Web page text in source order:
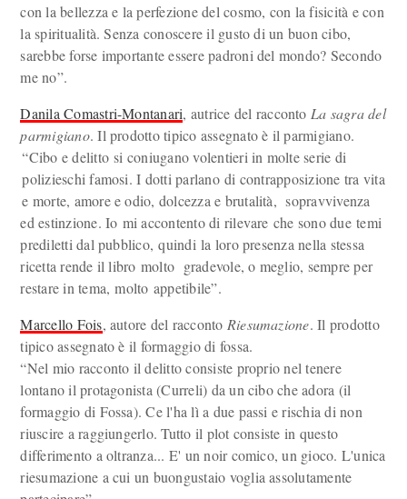
con la bellezza e la perfezione del cosmo, con la fisicità e con
la spiritualità. Senza conoscere il gusto di un buon cibo,
sarebbe forse importante essere padroni del mondo? Secondo
me no”.
Danila Comastri-Montanari, autrice del racconto La sagra del
parmigiano. Il prodotto tipico assegnato è il parmigiano.
“Cibo e delitto si coniugano volentieri in molte serie di
polizieschi famosi. I dotti parlano di contrapposizione tra vita
e morte, amore e odio, dolcezza e brutalità, sopravvivenza
ed estinzione. Io mi accontento di rilevare che sono due temi
prediletti dal pubblico, quindi la loro presenza nella stessa
ricetta rende il libro molto gradevole, o meglio, sempre per
restare in tema, molto appetibile”.
Marcello Fois, autore del racconto Riesumazione. Il prodotto
tipico assegnato è il formaggio di fossa.
“Nel mio racconto il delitto consiste proprio nel tenere
lontano il protagonista (Curreli) da un cibo che adora (il
formaggio di Fossa). Ce l'ha lì a due passi e rischia di non
riuscire a raggiungerlo. Tutto il plot consiste in questo
differimento a oltranza... E' un noir comico, un gioco. L'unica
riesumazione a cui un buongustaio voglia assolutamente